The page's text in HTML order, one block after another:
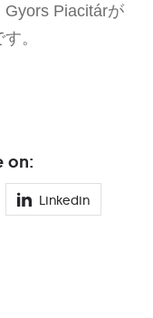
Piacitárが
。
on:
Linkedin